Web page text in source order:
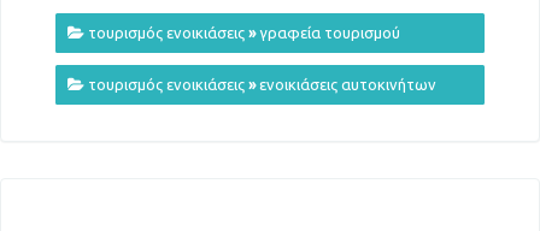
τουρισμός ενοικιάσεις »γραφεία τουρισμού
τουρισμός ενοικιάσεις »ενοικιάσεις αυτοκινήτων